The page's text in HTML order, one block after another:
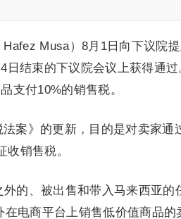
Musa）8月1日向下议院
日结束的下议院会议上获得通
支付10%的销售税。
法案》的更新，目的是对卖家通
销售税。
的、被出售和带入马来西亚的
电商平台上销售低价值商品的